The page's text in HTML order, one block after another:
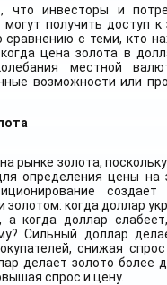
что инвесторы и
получить доступ к
сравнению с теми, кто
цена золота в
местной
возможности или
рынке золота,
определения цены на
создает
когда доллар
когда доллар
Сильный доллар
снижая
делает золото более
спрос и цену.